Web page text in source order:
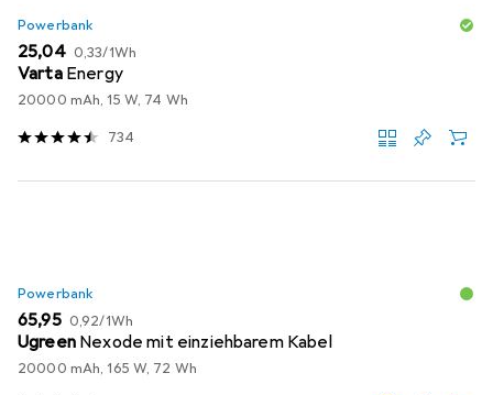
Powerbank
EUR
25,04 EUR
0,33/1Wh
Varta Energy
20000 mAh, 15 W, 74 Wh
734
Powerbank
EUR
65,95 EUR
0,92/1Wh
Ugreen Nexode mit einziehbarem Kabel
20000 mAh, 165 W, 72 Wh